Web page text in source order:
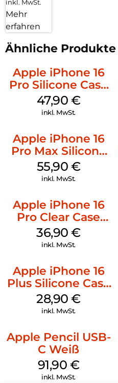
inkl. MwSt.
Mehr
erfahren
Ähnliche Produkte
Apple iPhone 16
Pro Silicone Case
MagSafe Denim
47,90 €
inkl. MwSt.
Apple iPhone 16
Pro Max Silicone
Case MagSafe
Stone Gray
55,90 €
inkl. MwSt.
Apple iPhone 16
Pro Clear Case
MagSafe
Transparent
36,90€
inkl. MwSt.
Apple iPhone 16
Plus Silicone Case
MagSafe Black
28,90€
inkl. MwSt.
Apple Pencil USB-
C Weiß
91,90 €
inkl. MwSt.